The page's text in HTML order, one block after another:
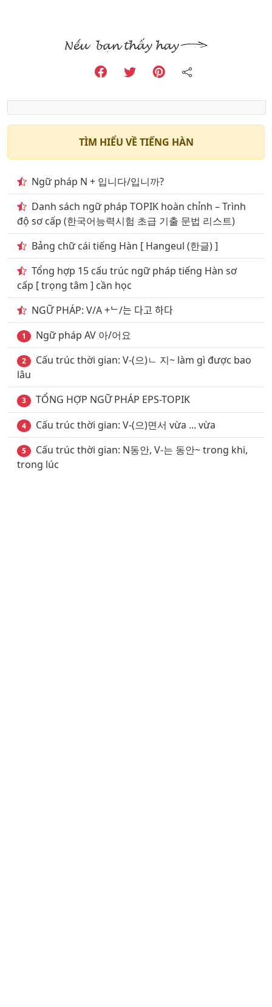
TÌM HIỂU VỀ TIẾNG HÀN
Ngữ pháp N + 입니다/입니까?
Danh sách ngữ pháp TOPIK hoàn chỉnh – Trình
độ sơ cấp (한국어능력시험 초급 기출 문법 리스트)
Bảng chữ cái tiếng Hàn [ Hangeul (한글) ]
Tổng hợp 15 cấu trúc ngữ pháp tiếng Hàn sơ
cấp [ trọng tâm ] cần học
NGỮ PHÁP: V/A +ᄂ/는 다고 하다
1 Ngữ pháp AV 아/어요
2
Cấu trúc thời gian: V-(으)ㄴ 지~ làm gì được bao
lâu
3 TỔNG HỢP NGỮ PHÁP EPS-TOPIK
4 Cấu trúc thời gian: V-(으)면서 vừa ... vừa
5
Cấu trúc thời gian: N동안, V-는 동안~ trong khi,
trong lúc